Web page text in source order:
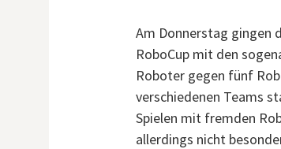
Am Donnerstag gingen
RoboCup mit den
Roboter gegen fünf
verschiedenen Teams
Spielen mit fremden
allerdings nicht